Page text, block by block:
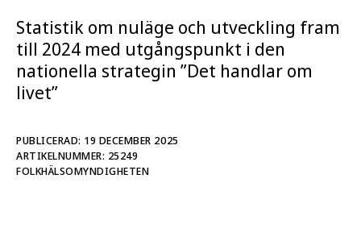
Statistik om nuläge och utveckling fram
till 2024 med utgångspunkt i den
nationella strategin ”Det handlar om
livet”
PUBLICERAD: 19 DECEMBER 2025
ARTIKELNUMMER: 25249
FOLKHÄLSOMYNDIGHETEN
hälsa och suicid i Sverige och beskriver
utvecklingen under 2000-talet. Statistiken är
uppdelad på barn och vuxna i olika åldersgrupper,
samt efter kön.
kunskap om området. Rapporten är särskilt
användbar för beslutsfattare inom området